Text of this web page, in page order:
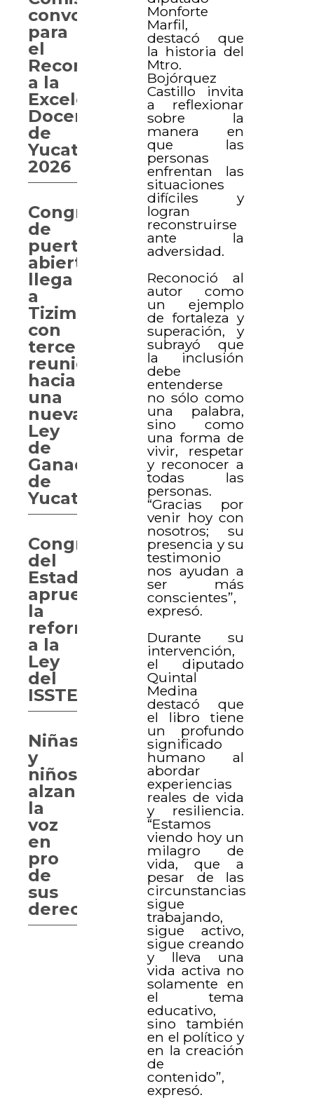
Monforte
Marfil,
destacó que
la historia del
Mtro.
Bojórquez
Castillo invita
a reflexionar
sobre la
manera en
que las
personas
enfrentan las
situaciones
difíciles y
logran
reconstruirse
ante la
adversidad.
Reconoció al
autor como
un ejemplo
de fortaleza y
superación, y
subrayó que
la inclusión
debe
entenderse
no sólo como
una palabra,
sino como
una forma de
vivir, respetar
y reconocer a
todas las
personas.
“Gracias por
venir hoy con
nosotros; su
presencia y su
testimonio
nos ayudan a
ser más
conscientes”,
expresó.
Durante su
intervención,
el diputado
Quintal
Medina
destacó que
el libro tiene
un profundo
significado
humano al
abordar
experiencias
reales de vida
y resiliencia.
“Estamos
viendo hoy un
milagro de
vida, que a
pesar de las
circunstancias
sigue
trabajando,
sigue activo,
sigue creando
y lleva una
vida activa no
solamente en
el tema
educativo,
sino también
en el político y
en la creación
de
contenido”,
expresó.
convocatoria
para
el
Reconocimiento
a la
Excelencia
Docente
de
Yucatán
2026
Congreso
de
puertas
abiertas
llega
a
Tizimín
con
tercera
reunión
hacia
una
nueva
Ley
de
Ganadería
de
Yucatán
Congreso
del
Estado
aprueba
la
reforma
a la
Ley
del
ISSTEY
Niñas
y
niños
alzan
la
voz
en
pro
de
sus
derechos